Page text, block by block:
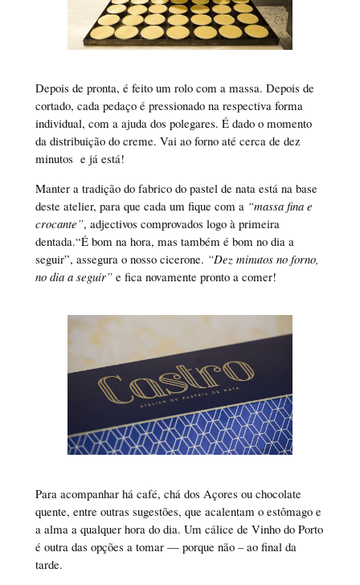
Depois de pronta, é feito um rolo com a massa. Depois de
cortado, cada pedaço é pressionado na respectiva forma
individual, com a ajuda dos polegares. É dado o momento
da distribuição do creme. Vai ao forno até cerca de dez
minutos e já está!
Manter a tradição do fabrico do pastel de nata está na base
deste atelier, para que cada um fique com a “massa fina e
crocante”, adjectivos comprovados logo à primeira
dentada.“É bom na hora, mas também é bom no dia a
seguir”, assegura o nosso cicerone. “Dez minutos no forno,
no dia a seguir” e fica novamente pronto a comer!
Para acompanhar há café, chá dos Açores ou chocolate
quente, entre outras sugestões, que acalentam o estômago e
a alma a qualquer hora do dia. Um cálice de Vinho do Porto
é outra das opções a tomar — porque não – ao final da
tarde.